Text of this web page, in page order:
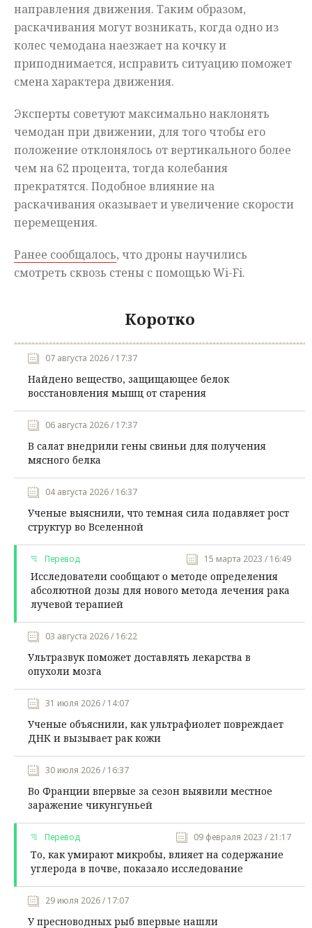
направления движения. Таким образом,
раскачивания могут возникать, когда одно из
колес чемодана наезжает на кочку и
приподнимается, исправить ситуацию поможет
смена характера движения.
Эксперты советуют максимально наклонять
чемодан при движении, для того чтобы его
положение отклонялось от вертикального более
чем на 62 процента, тогда колебания
прекратятся. Подобное влияние на
раскачивания оказывает и увеличение скорости
перемещения.
Ранее сообщалось, что дроны научились
смотреть сквозь стены с помощью Wi-Fi.
Коротко
07 августа 2026 / 17:37
Найдено вещество, защищающее белок
восстановления мышц от старения
06 августа 2026 / 17:37
В салат внедрили гены свиньи для получения
мясного белка
04 августа 2026 / 16:37
Ученые выяснили, что темная сила подавляет рост
структур во Вселенной
Перевод 15 марта 2023 / 16:49
Исследователи сообщают о методе определения
абсолютной дозы для нового метода лечения рака
лучевой терапией
03 августа 2026 / 16:22
Ультразвук поможет доставлять лекарства в
опухоли мозга
31 июля 2026 / 14:07
Ученые объяснили, как ультрафиолет повреждает
ДНК и вызывает рак кожи
30 июля 2026 / 16:37
Во Франции впервые за сезон выявили местное
заражение чикунгуньей
Перевод 09 февраля 2023 / 21:17
То, как умирают микробы, влияет на содержание
углерода в почве, показало исследование
29 июля 2026 / 17:07
У пресноводных рыб впервые нашли